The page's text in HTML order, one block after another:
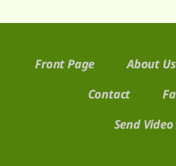
Front Page About Us
Contact
Send